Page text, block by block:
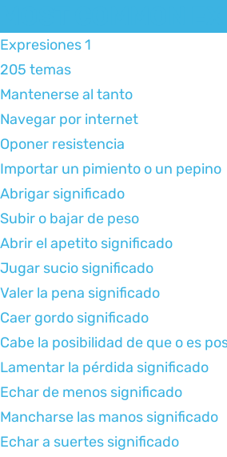
Expresiones 1
205 temas
Mantenerse al tanto
Navegar por internet
Oponer resistencia
Importar un pimiento o un pepino
Abrigar significado
Subir o bajar de peso
Abrir el apetito significado
Jugar sucio significado
Valer la pena significado
Caer gordo significado
Cabe la posibilidad de que o es
Lamentar la pérdida significado
Echar de menos significado
Mancharse las manos significado
Echar a suertes significado